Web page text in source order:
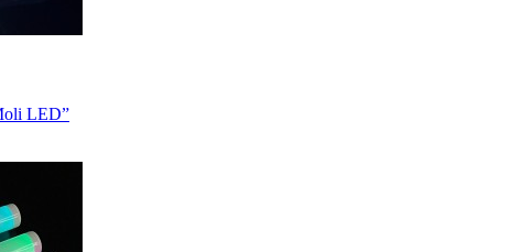
LED”